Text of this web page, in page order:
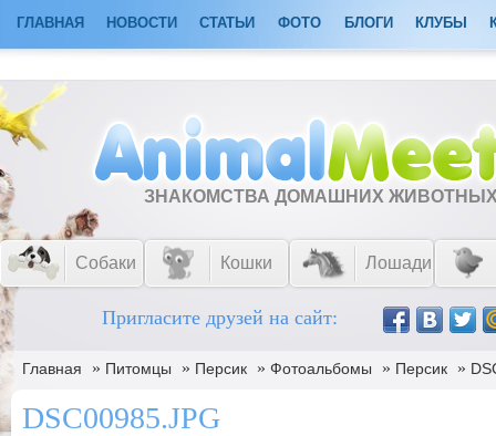
ГЛАВНАЯ НОВОСТИ СТАТЬИ ФОТО БЛОГИ КЛУБЫ
ЗНАКОМСТВА ДОМАШНИХ
Собаки Кошки Лошади
Пригласите друзей на сайт:
Главная » Питомцы » Персик » Фотоальбомы » Персик »
DSC00985.JPG